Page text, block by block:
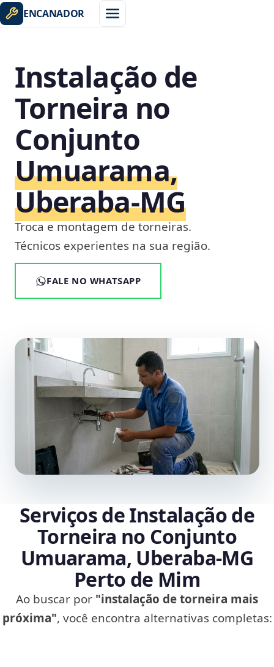
ENCANADOR
Instalação de
Torneira no
Conjunto
Umuarama,
Uberaba‑MG
Troca e montagem de torneiras.
Técnicos experientes na sua região.
FALE NO WHATSAPP
Serviços de Instalação de
Torneira no Conjunto
Umuarama, Uberaba‑MG
Perto de Mim
Ao buscar por "instalação de torneira mais
próxima", você encontra alternativas completas: